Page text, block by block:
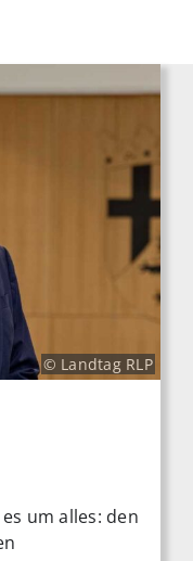
© Landtag RLP
um alles: den